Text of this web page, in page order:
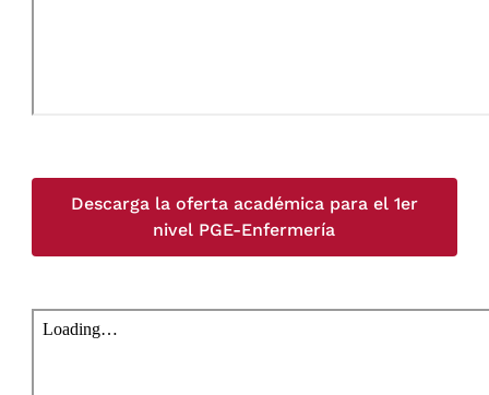
Descarga la oferta académica para el 1er
nivel PGE-Enfermería